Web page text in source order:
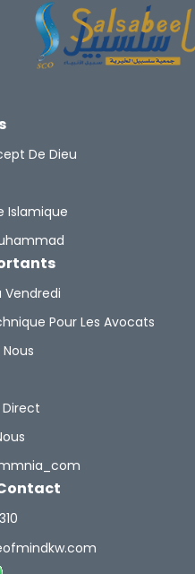
De Dieu
Islamique
Vendredi
Pour Les Avocats